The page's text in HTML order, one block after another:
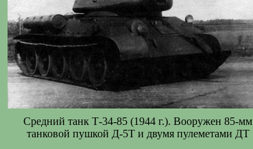
Средний танк Т-34-85 (1944 г.). Вооружен 85-мм
танковой пушкой Д-5Т и двумя пулеметами ДТ